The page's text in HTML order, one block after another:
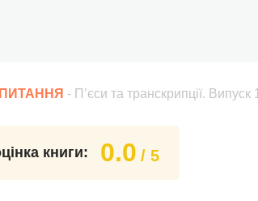
- П’єси та транскрипції. Випуск 1
книги: 0.0 / 5